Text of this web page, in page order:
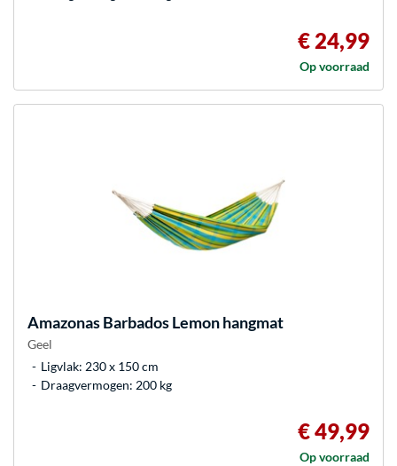
€ 24,99
Op voorraad
AmazonasBarbados Lemon hangmat
Geel
Ligvlak: 230 x 150 cm
Draagvermogen: 200 kg
€ 49,99
Op voorraad